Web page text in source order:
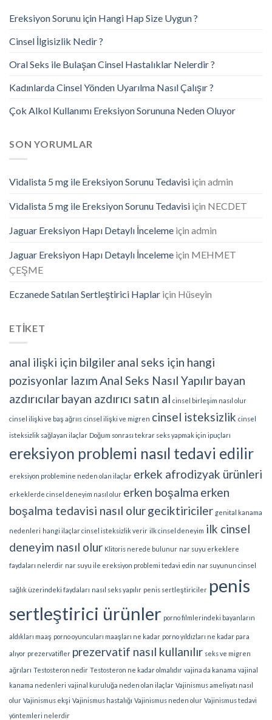
Ereksiyon Sorunu için Hangi Hap Size Uygun ?
Cinsel İlgisizlik Nedir ?
Oral Seks ile Bulaşan Cinsel Hastalıklar Nelerdir ?
Kadınlarda Cinsel Yönden Uyarılma Nasıl Çalışır ?
Çok Alkol Kullanımı Ereksiyon Sorununa Neden Oluyor
SON YORUMLAR
Vidalista 5 mg ile Ereksiyon Sorunu Tedavisi için admin
Vidalista 5 mg ile Ereksiyon Sorunu Tedavisi için NECDET
Jaguar Ereksiyon Hapı Detaylı İnceleme için admin
Jaguar Ereksiyon Hapı Detaylı İnceleme için MEHMET
ÇEŞME
Eczanede Satılan Sertleştirici Haplar için Hüseyin
ETİKET
anal ilişki için bilgileranal seks için hangi
pozisyonlar lazımAnal Seks Nasıl Yapılırbayan
azdırıcılarbayan azdırıcı satın al cinsel birleşim nasıl olur
cinsel ilişki ve baş ağrııs cinsel ilişki ve migren cinsel isteksizlik cinsel
isteksizlik sağlayan ilaçlar Doğum sonrası tekrar seks yapmak için ipuçları
ereksiyon problemi nasıl tedavi edilir
ereksiyon problemine neden olan ilaçlar erkek afrodizyak ürünleri
erkeklerde cinsel deneyim nasıl olur erken boşalma erken
boşalma tedavisi nasıl olurgeciktiriciler genital kanama
nedenleri hangi ilaçlar cinsel isteksizlik verir ilk cinsel deneyim ilk cinsel
deneyim nasıl olur Klitoris nerede bulunur nar suyu erkeklere
faydaları nelerdir nar suyu ile ereksiyon problemi tedavi edin nar suyunun cinsel
sağlık üzerindeki faydaları nasıl seks yapılır penis sertleştiriciler penis
sertleştirici ürünler porno filmlerindeki bayanların
aldıkları maaş porno oyuncuları maaşları ne kadar porno yıldızları ne kadar para
alıyor prezervatifler prezervatif nasıl kullanılır seks ve migren
ağrıları Testosteron nedir Testosteron ne kadar olmalıdır vajina da kanama vajinal
kanama nedenleri vajinal kuruluğa neden olan ilaçlar Vajinismus ameliyatı nasıl
olur Vajinismus ekşi Vajinismus hastalığı Vajinismus neden olur Vajinismus tedavi
yöntemleri nelerdir